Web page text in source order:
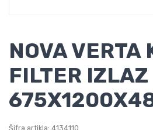
NOVA VERTA
FILTER IZLAZ
Šifra artikla: 4134110